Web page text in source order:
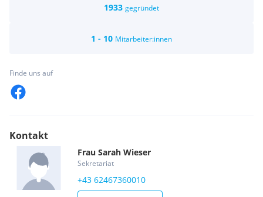
1933 gegründet
1 - 10 Mitarbeiter:innen
Finde uns auf
Kontakt
Frau Sarah Wieser
Sekretariat
+43 62467360010